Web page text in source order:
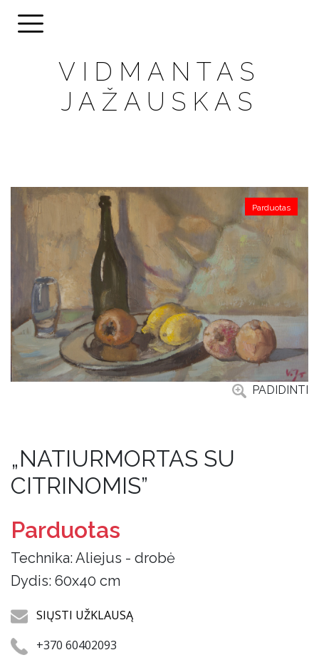
VIDMANTAS
JAŽAUSKAS
Parduotas
PADIDINTI
„NATIURMORTAS SU
CITRINOMIS”
Parduotas
Technika: Aliejus - drobė
Dydis: 60x40 cm
SIŲSTI UŽKLAUSĄ
+370 60402093